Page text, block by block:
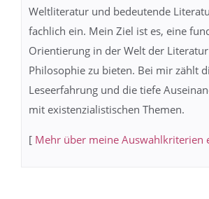
Weltliteratur und bedeutende
fachlich ein. Mein Ziel ist es, eine
Orientierung in der Welt der
Philosophie zu bieten. Bei mir zählt
Leseerfahrung und die tiefe
mit existenzialistischen Themen.
[ Mehr über meine Auswahlkriterien